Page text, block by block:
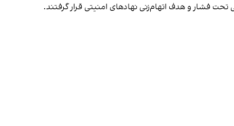
تحت فشار و هدف اتهام‌‌زنی نهادهای امنیتی قرار گرفتند.